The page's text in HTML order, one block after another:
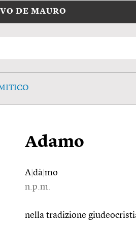
DE MAURO
Adamo
A dà mo
n.p.m.
nella tradizione